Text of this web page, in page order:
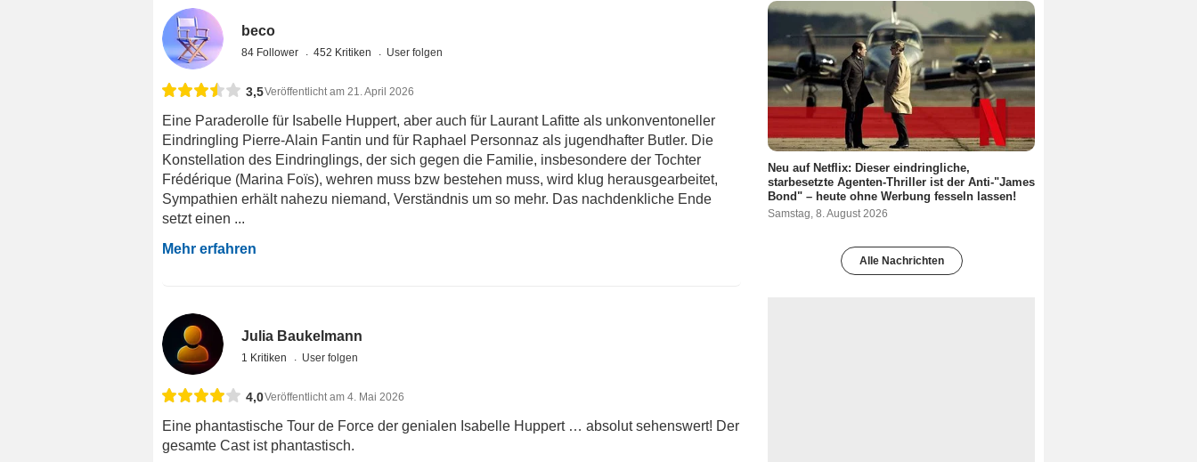
beco
84 Follower 452 Kritiken User folgen
3,5Veröffentlicht am 21. April 2026
Eine Paraderolle für Isabelle Huppert, aber auch für Laurant Lafitte als unkonventoneller
Eindringling Pierre-Alain Fantin und für Raphael Personnaz als jugendhafter Butler. Die
Konstellation des Eindringlings, der sich gegen die Familie, insbesondere der Tochter
Frédérique (Marina Foïs), wehren muss bzw bestehen muss, wird klug herausgearbeitet,
Sympathien erhält nahezu niemand, Verständnis um so mehr. Das nachdenkliche Ende
setzt einen ...
Mehr erfahren
Julia Baukelmann
1 Kritiken User folgen
4,0Veröffentlicht am 4. Mai 2026
Eine phantastische Tour de Force der genialen Isabelle Huppert … absolut sehenswert! Der
gesamte Cast ist phantastisch.
Neu auf Netflix: Dieser eindringliche,
starbesetzte Agenten-Thriller ist der Anti-"James
Bond" – heute ohne Werbung fesseln lassen!
Samstag, 8. August 2026
Alle Nachrichten